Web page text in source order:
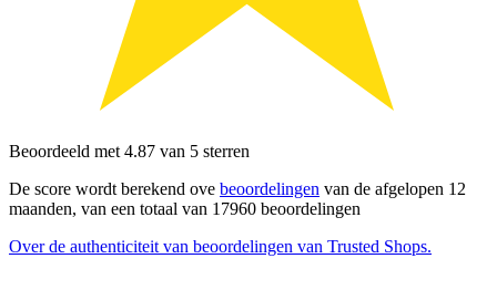
Beoordeeld met 4.87 van 5 sterren
De score wordt berekend ove beoordelingen van de afgelopen 12
maanden, van een totaal van 17960 beoordelingen
Over de authenticiteit van beoordelingen van Trusted Shops.